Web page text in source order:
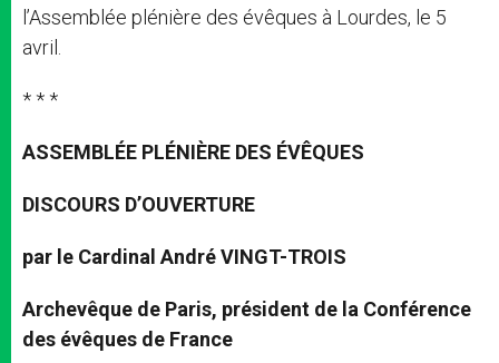
l’Assemblée plénière des évêques à Lourdes, le 5
avril.
* * *
ASSEMBLÉE PLÉNIÈRE DES ÉVÊQUES
DISCOURS D’OUVERTURE
par le Cardinal André VINGT-TROIS
Archevêque de Paris, président de la Conférence
des évêques de France